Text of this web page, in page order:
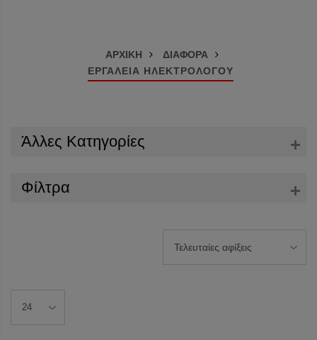
ΑΡΧΙΚΗ
ΔΙΑΦΟΡΑ
ΕΡΓΑΛΕΙΑ ΗΛΕΚΤΡΟΛΟΓΟΥ
Άλλες Κατηγορίες
Φίλτρα